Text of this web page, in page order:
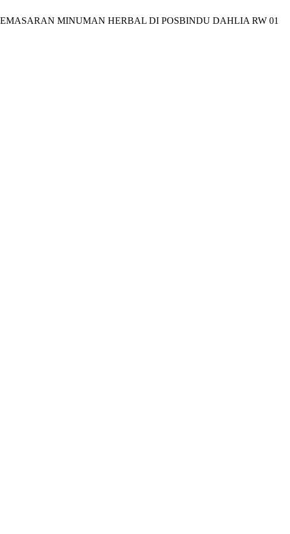
MINUMAN HERBAL DI POSBINDU DAHLIA RW 01